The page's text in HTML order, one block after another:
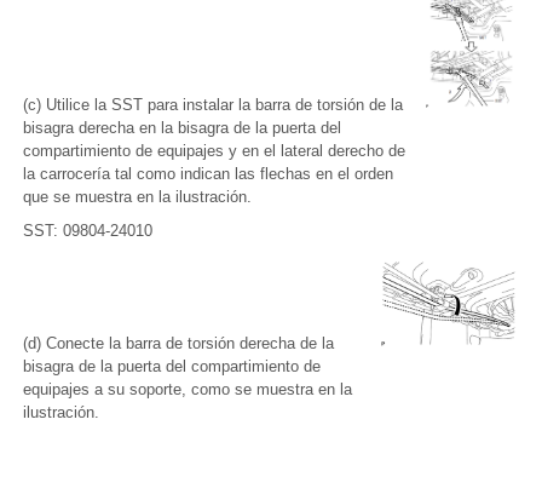
(c) Utilice la SST para instalar la barra de torsión de la
bisagra derecha en la bisagra de la puerta del
compartimiento de equipajes y en el lateral derecho de
la carrocería tal como indican las flechas en el orden
que se muestra en la ilustración.
SST: 09804-24010
(d) Conecte la barra de torsión derecha de la
bisagra de la puerta del compartimiento de
equipajes a su soporte, como se muestra en la
ilustración.